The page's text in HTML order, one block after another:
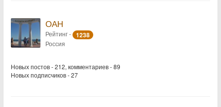
ОАН
Рейтинг - 1238
Россия
Новых постов - 212, комментариев - 89
Новых подписчиков - 27